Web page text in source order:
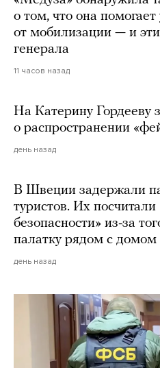
о том, что она помогает
от мобилизации — и
генерала
11 часов назад
На Катерину Гордееву
о распространении
день назад
В Швеции задержали
туристов. Их посчитали
безопасности» из-за
палатку рядом с домом
день назад